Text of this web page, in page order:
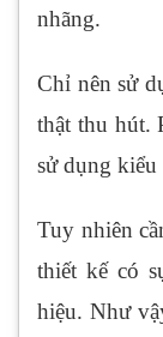
nhãng.
Chỉ nên sử
thật thu hút.
sử dụng
Tuy nhiên
thiết kế có
hiệu. Như